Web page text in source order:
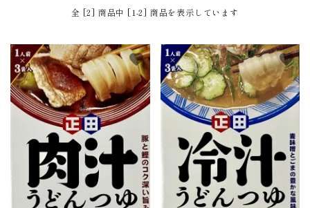
ACCOUNT MENU
meeting_room ログイン person 新規会員登録
商品から探す
価格から探す
ご利用ガイド
プライバシーポリシー
全 [2] 商品中 [1-2] 商品を表示しています
favorite favorite